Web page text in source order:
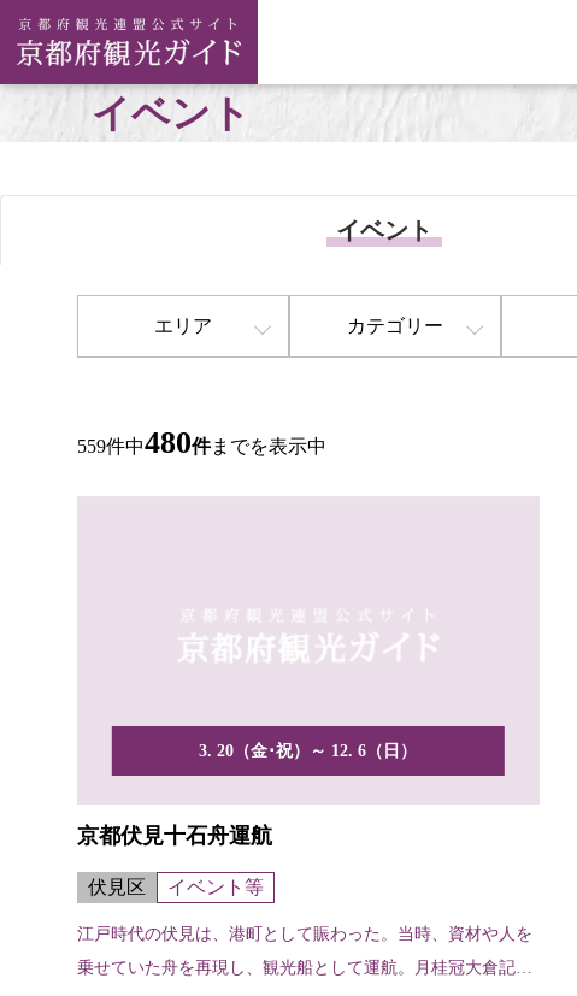
イベント
イベント
エリア カテゴリー
559件中480件までを表示中
3. 20（金･祝）～ 12. 6（日）
京都伏見十石舟運航
伏見区 イベント等
江戸時代の伏見は、港町として賑わった。当時、資材や人を
乗せていた舟を再現し、観光船として運航。月桂冠大倉記念